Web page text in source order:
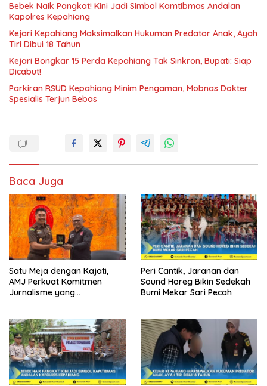
Bebek Naik Pangkat! Kini Jadi Simbol Kamtibmas Andalan
Kapolres Kepahiang
Kejari Kepahiang Maksimalkan Hukuman Predator Anak, Ayah
Tiri Dibui 18 Tahun
Kejari Bongkar 15 Perda Kepahiang Tak Sinkron, Bupati: Siap
Dicabut!
Parkiran RSUD Kepahiang Minim Pengaman, Mobnas Dokter
Spesialis Terjun Bebas
Baca Juga
Satu Meja dengan Kajati,
AMJ Perkuat Komitmen
Jurnalisme yang
Peri Cantik, Jaranan dan
Sound Horeg Bikin Sedekah
Bumi Mekar Sari Pecah